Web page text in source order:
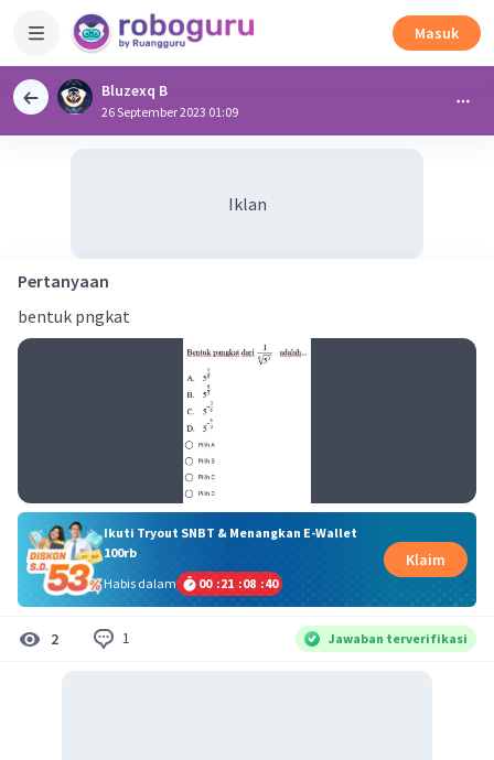
Masuk
Bluzexq B
26 September 2023 01:09
Iklan
Pertanyaan
bentuk pngkat
Ikuti Tryout SNBT & Menangkan E-Wallet
100rb
Habis dalam
00 :21 :08 :40
Klaim
2 1 Jawaban terverifikasi